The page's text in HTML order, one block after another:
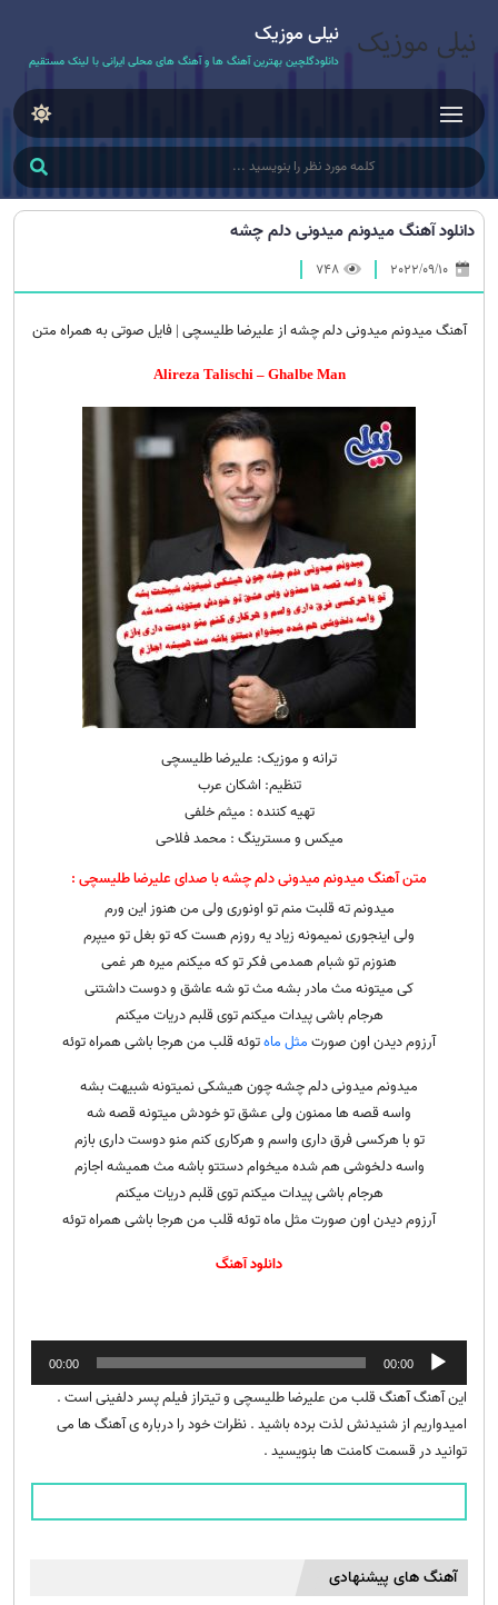
نیلی موزیک
دانلودگلچین بهترین آهنگ ها و آهنگ های محلی ایرانی با لینک مستقیم
دانلود آهنگ میدونم میدونی دلم چشه
748
آهنگ میدونم میدونی دلم چشه از علیرضا طلیسچی | فایل صوتی به همراه متن
Alireza Talischi – Ghalbe Man
ترانه و موزیک: علیرضا طلیسچی
تنظیم: اشکان عرب
تهیه کننده : میثم خلفی
میکس و مسترینگ : محمد فلاحی
متن آهنگ میدونم میدونی دلم چشه با صدای علیرضا طلیسچی :
میدونم ته قلبت منم تو اونوری ولی من هنوز این ورم
ولی اینجوری نمیمونه زیاد یه روزم هست که تو بغل تو میپرم
هنوزم تو شبام همدمی فکر تو که میکنم میره هر غمی
کی میتونه مث مادر بشه مث تو شه عاشق و دوست داشتنی
هرجام باشی پیدات میکنم توی قلبم دریات میکنم
آرزوم دیدن اون صورتمثل ماهتوئه قلب من هرجا باشی همراه توئه
میدونم میدونی دلم چشه چون هیشکی نمیتونه شبیهت بشه
واسه قصه ها ممنون ولی عشق تو خودش میتونه قصه شه
تو با هرکسی فرق داری واسم و هرکاری کنم منو دوست داری بازم
واسه دلخوشی هم شده میخوام دستتو باشه مث همیشه اجازم
هرجام باشی پیدات میکنم توی قلبم دریات میکنم
آرزوم دیدن اون صورت مثل ماه توئه قلب من هرجا باشی همراه توئه
دانلود آهنگ
پخش‌کننده
صوت
00:00
00:00
این آهنگ آهنگ قلب من علیرضا طلیسچی و تیتراز فیلم پسر دلفینی است .
امیدواریم از شنیدنش لذت برده باشید . نظرات خود را درباره ی آهنگ ها می
توانید در قسمت کامنت ها بنویسید .
آهنگ های پیشنهادی